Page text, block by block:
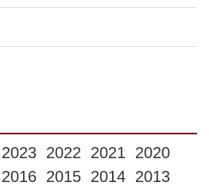
2023 2022 2021
2020
2016 2015 2014 2013